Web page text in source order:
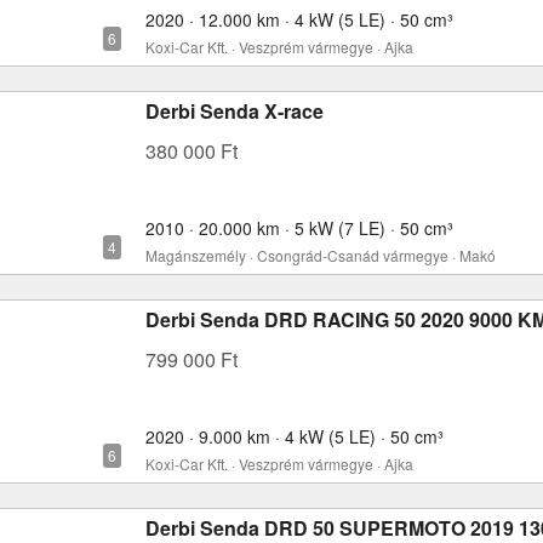
2020 · 12.000 km · 4 kW (5 LE) · 50 cm³
Koxi-Car Kft. · Veszprém vármegye · Ajka
Derbi Senda X-race
380 000 Ft
2010 · 20.000 km · 5 kW (7 LE) · 50 cm³
Magánszemély · Csongrád-Csanád vármegye · Makó
Derbi Senda DRD RACING 50 2020 9000
799 000 Ft
2020 · 9.000 km · 4 kW (5 LE) · 50 cm³
Koxi-Car Kft. · Veszprém vármegye · Ajka
Derbi Senda DRD 50 SUPERMOTO 2019